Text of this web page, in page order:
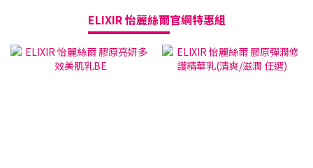
ELIXIR 怡麗絲爾官網特惠組